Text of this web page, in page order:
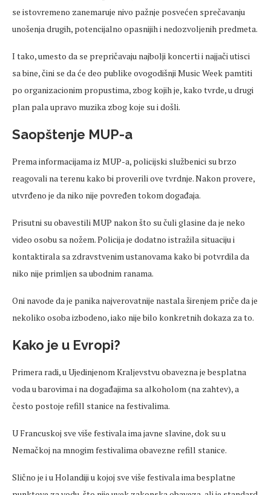
se istovremeno zanemaruje nivo pažnje posvećen sprečavanju
unošenja drugih, potencijalno opasnijih i nedozvoljenih predmeta.
I tako, umesto da se prepričavaju najbolji koncerti i najjači utisci
sa bine, čini se da će deo publike ovogodišnji Music Week pamtiti
po organizacionim propustima, zbog kojih je, kako tvrde, u drugi
plan pala upravo muzika zbog koje su i došli.
Saopštenje MUP-a
Prema informacijama iz MUP-a, policijski službenici su brzo
reagovali na terenu kako bi proverili ove tvrdnje. Nakon provere,
utvrđeno je da niko nije povređen tokom događaja.
Prisutni su obavestili MUP nakon što su čuli glasine da je neko
video osobu sa nožem. Policija je dodatno istražila situaciju i
kontaktirala sa zdravstvenim ustanovama kako bi potvrdila da
niko nije primljen sa ubodnim ranama.
Oni navode da je panika najverovatnije nastala širenjem priče da je
nekoliko osoba izbodeno, iako nije bilo konkretnih dokaza za to.
Kako je u Evropi?
Primera radi, u Ujedinjenom Kraljevstvu obavezna je besplatna
voda u barovima i na događajima sa alkoholom (na zahtev), a
često postoje refill stanice na festivalima.
U Francuskoj sve više festivala ima javne slavine, dok su u
Nemačkoj na mnogim festivalima obavezne refill stanice.
Slično je i u Holandiji u kojoj sve više festivala ima besplatne